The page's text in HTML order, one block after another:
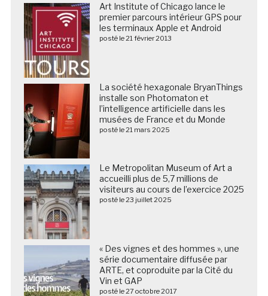
Art Institute of Chicago lance le
premier parcours intérieur GPS pour
les terminaux Apple et Android
posté le 21 février 2013
La société hexagonale BryanThings
installe son Photomaton et
l’intelligence artificielle dans les
musées de France et du Monde
posté le 21 mars 2025
Le Metropolitan Museum of Art a
accueilli plus de 5,7 millions de
visiteurs au cours de l’exercice 2025
posté le 23 juillet 2025
« Des vignes et des hommes », une
série documentaire diffusée par
ARTE, et coproduite par la Cité du
Vin et GAP
posté le 27 octobre 2017